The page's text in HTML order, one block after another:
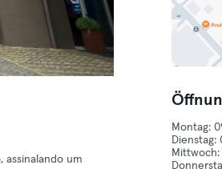
assinalando um
Montag:
Dienstag: